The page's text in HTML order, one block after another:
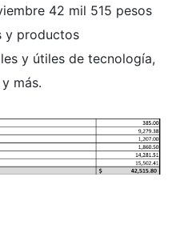
42 mil 515 pesos
y productos
y útiles de tecnología,
más.